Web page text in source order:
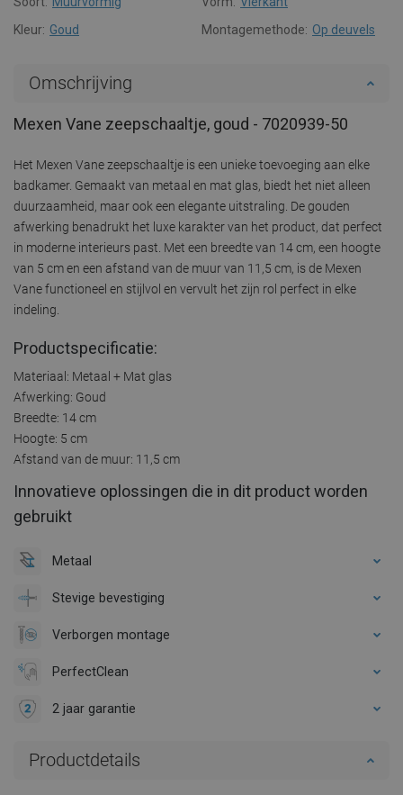
Kleur: Goud Montagemethode: Op deuvels
Omschrijving
Mexen Vane zeepschaaltje, goud - 7020939-50
Het Mexen Vane zeepschaaltje is een unieke toevoeging aan elke
badkamer. Gemaakt van metaal en mat glas, biedt het niet alleen
duurzaamheid, maar ook een elegante uitstraling. De gouden
afwerking benadrukt het luxe karakter van het product, dat perfect
in moderne interieurs past. Met een breedte van 14 cm, een hoogte
van 5 cm en een afstand van de muur van 11,5 cm, is de Mexen
Vane functioneel en stijlvol en vervult het zijn rol perfect in elke
indeling.
Productspecificatie:
Materiaal: Metaal + Mat glas
Afwerking: Goud
Breedte: 14 cm
Hoogte: 5 cm
Afstand van de muur: 11,5 cm
Innovatieve oplossingen die in dit product worden
gebruikt
Metaal
Stevige bevestiging
Verborgen montage
PerfectClean
2 jaar garantie
Productdetails